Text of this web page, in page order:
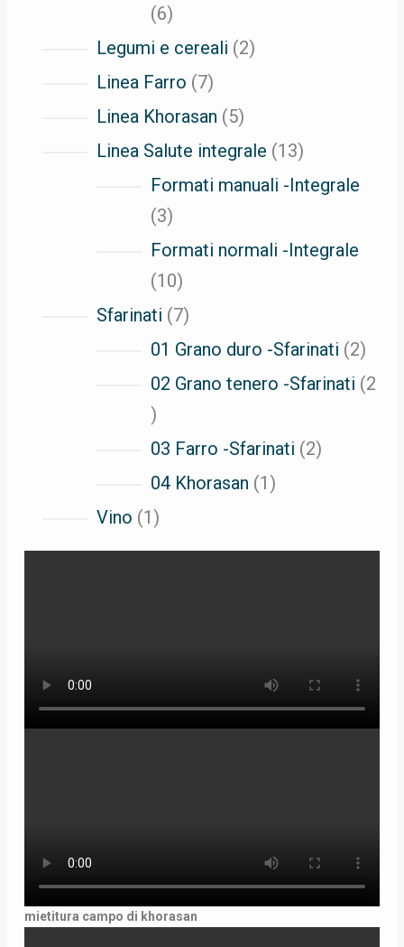
66
prodotti
Legumi e cereali 22
Linea Farro 77
prodotti
Linea Khorasan 55
prodotti
Linea Salute integrale 1313
prodotti
Formati manuali -Integrale
33
prodotti
Formati normali -Integrale
1010
prodotti
Sfarinati 77
prodotti
01 Grano duro -Sfarinati 22
02 Grano tenero -Sfarinati 2
2
prodotti
03 Farro -Sfarinati 22
04 Khorasan 11
Vino 11
prodotto
mietitura campo di khorasan